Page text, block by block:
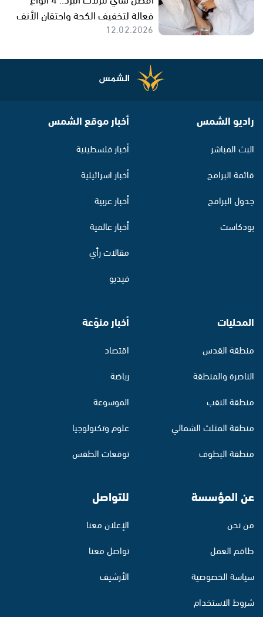
فعالة لتخفيف الكحة واحتقان الأنف
12.02.2026
راديو الشمس
البث المباشر
قائمة البرامج
جدول البرامج
بودكاست
أخبار موقع الشمس
أخبار فلسطينية
أخبار اسرائيلية
أخبار عربية
أخبار عالمية
مقالات رأي
فيديو
المحليات
منطقة القدس
الناصرة والمنطقة
منطقة النقب
منطقة المثلث الشمالي
منطقة البطوف
أخبار منوّعة
اقتصاد
رياضة
الموسوعة
علوم وتكنولوجيا
توقعات الطقس
عن المؤسسة
من نحن
طاقم العمل
سياسة الخصوصية
شروط الاستخدام
للتواصل
الإعلان معنا
تواصل معنا
الأرشيف